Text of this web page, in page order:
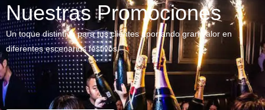
Nuestras Promociones
Un toque distintivo para tus clientes aportando gran valor en
diferentes escenarios festivos